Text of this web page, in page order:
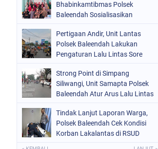
Bhabinkamtibmas Polsek
Baleendah Sosialisasikan
Pertigaan Andir, Unit Lantas
Polsek Baleendah Lakukan
Pengaturan Lalu Lintas Sore
Strong Point di Simpang
Siliwangi, Unit Samapta Polsek
Baleendah Atur Arus Lalu Lintas
Tindak Lanjut Laporan Warga,
Polsek Baleendah Cek Kondisi
Korban Lakalantas di RSUD